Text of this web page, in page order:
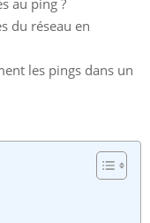
du réseau en
les pings dans un